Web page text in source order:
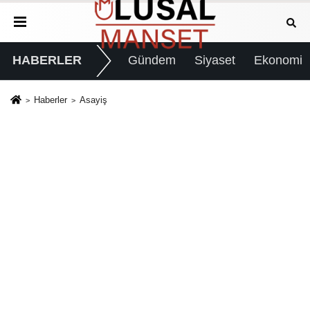
HABERLER Gündem Siyaset Ekonomi
Haberler Asayiş